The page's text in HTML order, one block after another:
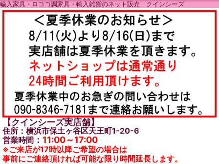
輸入家具・ロココ調家具・輸入雑貨のネット販売 クインシーズ
【クインシーズ実店舗】
住所：横浜市保土ヶ谷区天王町1-20-6
営業時間 ： 11:00～17:00
※ご来店が17時以降ご希望の場合は
事前にご連絡頂ければ可能な限り時間延長します。